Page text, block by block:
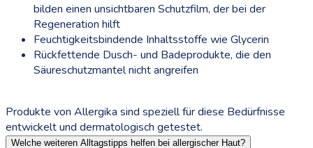
bilden einen unsichtbaren Schutzfilm, der bei der
Regeneration hilft
Feuchtigkeitsbindende Inhaltsstoffe wie Glycerin
Rückfettende Dusch- und Badeprodukte, die den
Säureschutzmantel nicht angreifen
Produkte von Allergika sind speziell für diese Bedürfnisse
entwickelt und dermatologisch getestet.
Welche weiteren Alltagstipps helfen bei allergischer Haut?